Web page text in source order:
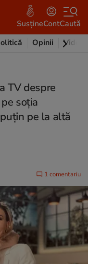
SusțineContCaută
Opinii Video
TV despre
soția
pe la altă
1 comentariu